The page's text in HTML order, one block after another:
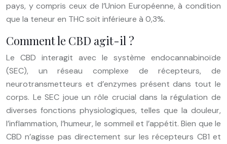
pays, y compris ceux de l’Union Européenne, à condition
que la teneur en THC soit inférieure à 0,3%.
Comment le CBD agit-il ?
Le CBD interagit avec le système endocannabinoïde
(SEC), un réseau complexe de récepteurs, de
neurotransmetteurs et d’enzymes présent dans tout le
corps. Le SEC joue un rôle crucial dans la régulation de
diverses fonctions physiologiques, telles que la douleur,
l’inflammation, l’humeur, le sommeil et l’appétit. Bien que le
CBD n’agisse pas directement sur les récepteurs CB1 et